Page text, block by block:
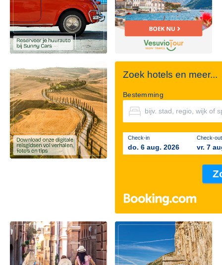
Zoek hotels en meer...
Bestemming
Check-in
do. 6 aug. 2026
Check-out
vr. 7